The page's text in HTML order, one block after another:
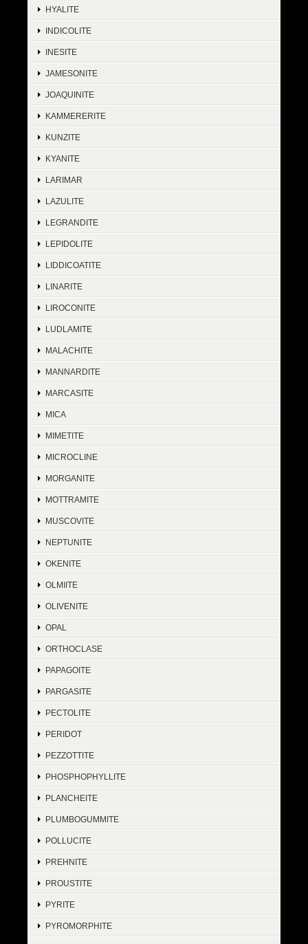
HYALITE
INDICOLITE
INESITE
JAMESONITE
JOAQUINITE
KAMMERERITE
KUNZITE
KYANITE
LARIMAR
LAZULITE
LEGRANDITE
LEPIDOLITE
LIDDICOATITE
LINARITE
LIROCONITE
LUDLAMITE
MALACHITE
MANNARDITE
MARCASITE
MICA
MIMETITE
MICROCLINE
MORGANITE
MOTTRAMITE
MUSCOVITE
NEPTUNITE
OKENITE
OLMIITE
OLIVENITE
OPAL
ORTHOCLASE
PAPAGOITE
PARGASITE
PECTOLITE
PERIDOT
PEZZOTTITE
PHOSPHOPHYLLITE
PLANCHEITE
PLUMBOGUMMITE
POLLUCITE
PREHNITE
PROUSTITE
PYRITE
PYROMORPHITE